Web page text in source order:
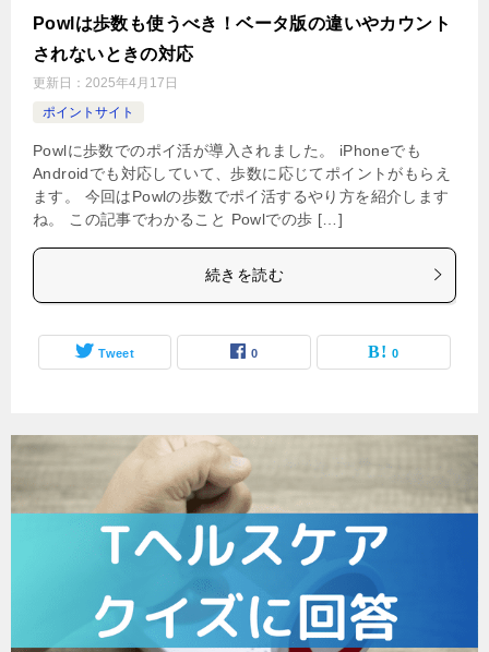
Powlは歩数も使うべき！ベータ版の違いやカウント
されないときの対応
更新日： 2025年4月17日
ポイントサイト
Powlに歩数でのポイ活が導入されました。 iPhoneでも
Androidでも対応していて、歩数に応じてポイントがもらえ
ます。 今回はPowlの歩数でポイ活するやり方を紹介します
ね。 この記事でわかること Powlでの歩 […]
続きを読む
Tweet 0 0